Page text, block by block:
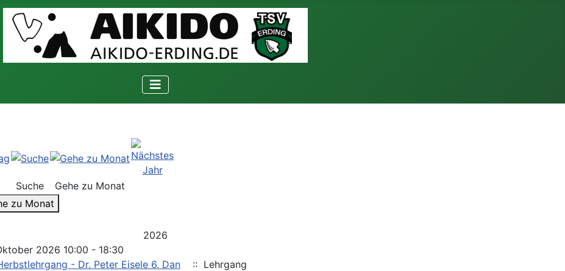
Suche
Gehe zu Monat
zu Monat
2026
2026 10:00 - 18:30
- Dr. Peter Eisele 6. Dan
:: Lehrgang